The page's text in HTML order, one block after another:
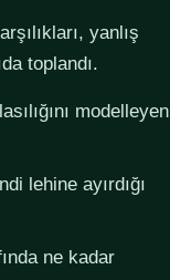
yanlış
toplandı.
modelleyen
lehine ayırdığı
ne kadar